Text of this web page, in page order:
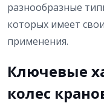
разнообразные
которых имеет
применения.
Ключевые
колес